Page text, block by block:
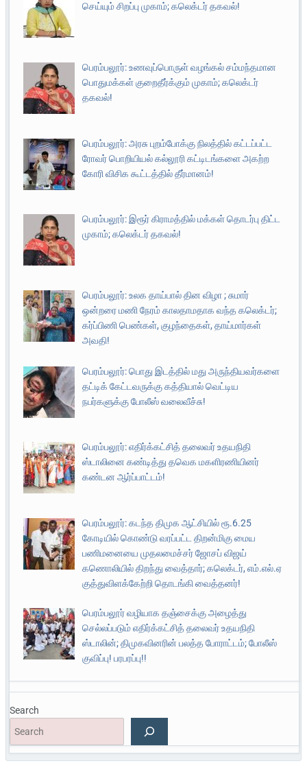
செய்யும் சிறப்பு முகாம்; கலெக்டர் தகவல்!
பெரம்பலூர்: உணவுப்பொருள் வழங்கல் சம்மந்தமான
பொதுமக்கள் குறைதீர்க்கும் முகாம்; கலெக்டர்
தகவல்!
பெரம்பலூர்: அரசு புறம்போக்கு நிலத்தில் கட்டப்பட்ட
ரோவர் பொறியியல் கல்லூரி கட்டிடங்களை அகற்ற
கோரி விசிக கூட்டத்தில் தீர்மானம்!
பெரம்பலூர்: இரூர் கிராமத்தில் மக்கள் தொடர்பு திட்ட
முகாம்; கலெக்டர் தகவல்!
பெரம்பலூர்: உலக தாய்பால் தின விழா ; சுமார்
ஒன்றரை மணி நேரம் காலதாமதாக வந்த கலெக்டர்;
கர்ப்பிணி பெண்கள், குழந்தைகள், தாய்மார்கள்
அவதி!
பெரம்பலூர்: பொது இடத்தில் மது அருந்தியவர்களை
தட்டிக் கேட்டவருக்கு கத்தியால் வெட்டிய
நபர்களுக்கு போலீஸ் வலைவீச்சு!
பெரம்பலூர்: எதிர்க்கட்சித் தலைவர் உதயநிதி
ஸ்டாலினை கண்டித்து தவெக மகளிரணியினர்
கண்டன ஆர்ப்பாட்டம்!
பெரம்பலூர்: கடந்த திமுக ஆட்சியில் ரூ.6.25
கோடியில் கொண்டு வரப்பட்ட திறன்மிகு மைய
பணிமனையை முதலமைச்சர் ஜோசப் விஜய்
கணொலியில் திறந்து வைத்தார்; கலெக்டர், எம்.எல்.ஏ
குத்துவிளக்கேற்றி தொடங்கி வைத்தனர்!
பெரம்பலூர் வழியாக தஞ்சைக்கு அழைத்து
செல்லப்படும் எதிர்க்கட்சித் தலைவர் உதயநிதி
ஸ்டாலின்; திமுகவினரின் பலத்த போராட்டம்; போலீஸ்
குவிப்பு! பரபரப்பு!!
Search